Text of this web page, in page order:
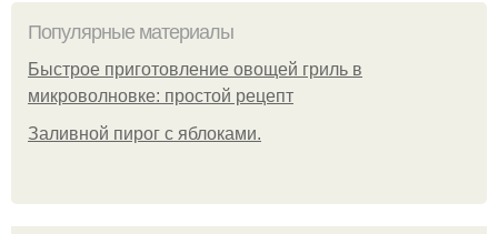
Популярные материалы
Быстрое приготовление овощей гриль в
микроволновке: простой рецепт
Заливной пирог с яблоками.